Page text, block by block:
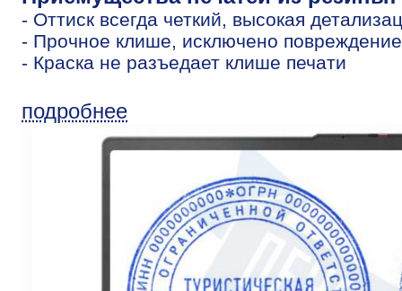
- Оттиск всегда четкий, высокая
- Прочное клише, исключено
- Краска не разъедает клише печати
подробнее